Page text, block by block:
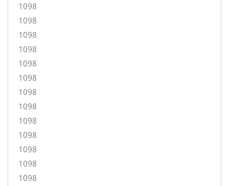
1098
1098
1098
1098
1098
1098
1098
1098
1098
1098
1098
1098
1098